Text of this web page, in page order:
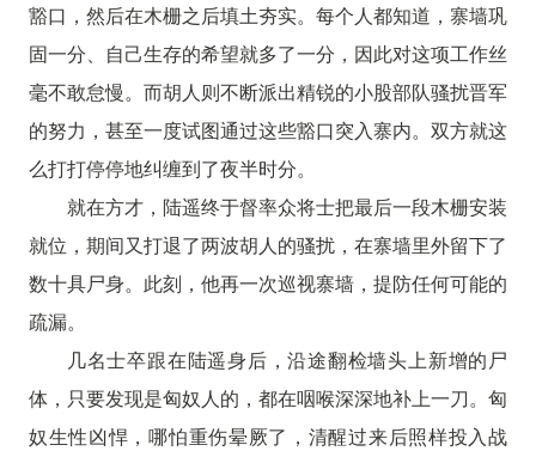
豁口，然后在木栅之后填土夯实。每个人都知道，寨墙巩
固一分、自己生存的希望就多了一分，因此对这项工作丝
毫不敢怠慢。而胡人则不断派出精锐的小股部队骚扰晋军
的努力，甚至一度试图通过这些豁口突入寨内。双方就这
么打打停停地纠缠到了夜半时分。
就在方才，陆遥终于督率众将士把最后一段木栅安装
就位，期间又打退了两波胡人的骚扰，在寨墙里外留下了
数十具尸身。此刻，他再一次巡视寨墙，提防任何可能的
疏漏。
几名士卒跟在陆遥身后，沿途翻检墙头上新增的尸
体，只要发现是匈奴人的，都在咽喉深深地补上一刀。匈
奴生性凶悍，哪怕重伤晕厥了，清醒过来后照样投入战